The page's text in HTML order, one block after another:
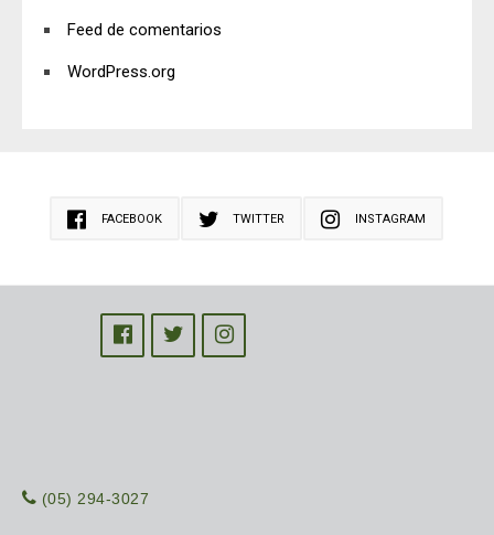
Feed de comentarios
WordPress.org
FACEBOOK TWITTER INSTAGRAM
(05) 294-3027